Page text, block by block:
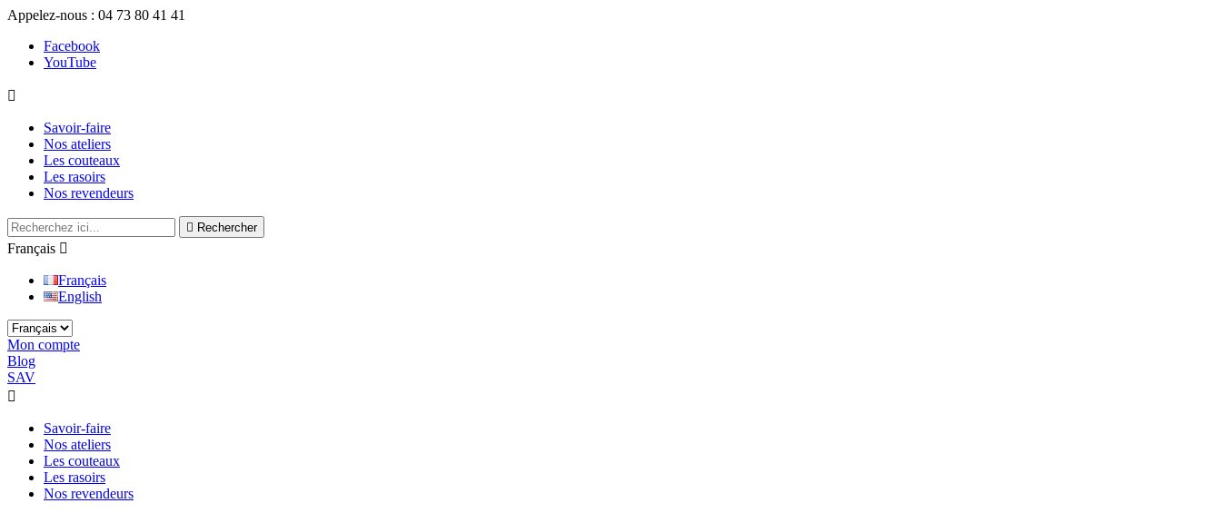
Appelez-nous : 04 73 80 41 41
Facebook
YouTube

Savoir-faire
Nos ateliers
Les couteaux
Les rasoirs
Nos revendeurs
 Rechercher
Français 
Français
English
Mon compte
Blog
SAV

Savoir-faire
Nos ateliers
Les couteaux
Les rasoirs
Nos revendeurs